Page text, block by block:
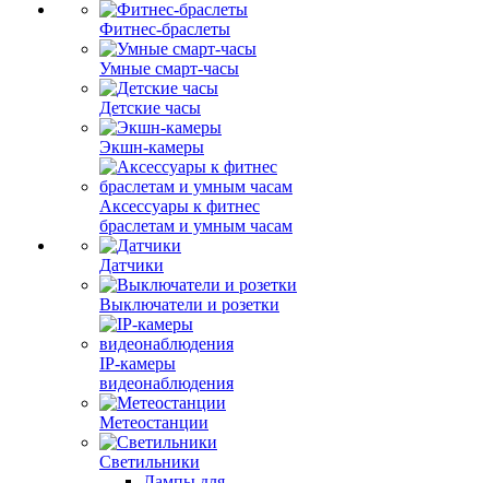
Фитнес-браслеты
Умные смарт-часы
Детские часы
Экшн-камеры
Аксессуары к фитнес
браслетам и умным часам
Датчики
Выключатели и розетки
IP-камеры
видеонаблюдения
Метеостанции
Светильники